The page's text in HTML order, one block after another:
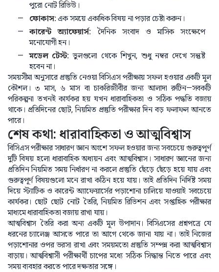
পুরো নোট রিভিউ।
ফোকাস:এক সময়ে একাধিক বিষয় না পড়ার চেষ্টা করুন।
কারেন্ট অ্যাফেয়ার্স:দৈনিক সংবাদ ও মাসিক সংক্ষেপে
মনোযোগী হন।
মডেল টেস্ট:ভুলগুলো থেকে শিখুন, শুধু নম্বর দেখে সন্তুষ্ট
হবেন না।
সময়সীমা অনুসারে প্রস্তুতি নেওয়া বিসিএস পরীক্ষায় সফল হওয়ার একটি মূল
কৌশল। ৩ মাস, ৬ মাস বা চাকরিজীবীর জন্য আলাদা রুটিন—সবকটি
পরিকল্পনা তখনই কার্যকর হয় যখন ধারাবাহিকতা ও সঠিক পদ্ধতি বজায়
থাকে। প্রতিদিনের ছোট, নিয়মিত প্রস্তুতি পরীক্ষার দিন বড় ফলাফল আনতে
পারে।
শেষ কথা: ধারাবাহিকতা ও আত্মবিশ্বাস
বিসিএস পরীক্ষার সাধারণ জ্ঞান অংশে সফল হওয়ার জন্য সবচেয়ে গুরুত্বপূর্ণ
দুটি বিষয় হলো ধারাবাহিক অধ্যয়ন এবং আত্মবিশ্বাস। সাধারণ জ্ঞানের জন্য
প্রতিদিন নিয়মিত সময় নির্ধারণ না করলে প্রস্তুতি ছেঁড়ে ছেঁড়ে হয়ে যায় এবং
গুরুত্বপূর্ণ বিষয়গুলো মনে রাখা কঠিন হয়ে যায়। তাই প্রতিদিন নির্দিষ্ট সময়
দিয়ে স্ট্যাটিক ও কারেন্ট অ্যাফেয়ার্সের পড়াশোনা চালিয়ে যাওয়াই সবচেয়ে
কার্যকর। ছোট ছোট নোট তৈরি, নিয়মিত রিভিশন এবং সপ্তাহিক পরীক্ষার
মাধ্যমে ধারাবাহিকতা বজায় রাখা যায়।
আত্মবিশ্বাস তৈরি করা অন্য একটি মূল উপাদান। বিসিএসের প্রশ্নপত্রে যে
ধরনের চ্যালেঞ্জ আসতে পারে তা আগে থেকে জানা যায় না। তাই নিজের
পড়াশোনার ওপর ভরসা রাখা এবং সময়মতো প্রস্তুতি সম্পন্ন করা আত্মবিশ্বাস
বাড়ায়। আত্মবিশ্বাসী পরীক্ষার্থী চাপের মধ্যে সঠিক সিদ্ধান্ত নিতে পারে এবং
সময় ব্যবহার করতে পারে দক্ষতার সঙ্গে।